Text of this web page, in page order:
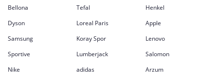
Bellona
Tefal
Henkel
Dyson
Loreal Paris
Apple
Samsung
Koray Spor
Lenovo
Sportive
Lumberjack
Salomon
Nike
adidas
Arzum